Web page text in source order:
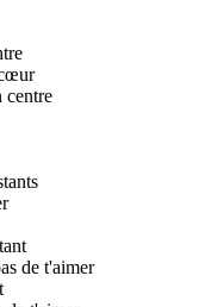
centre
de t'aimer